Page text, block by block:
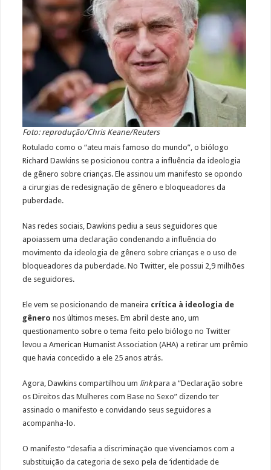
Foto: reprodução/Chris Keane/Reuters
Rotulado como o “ateu mais famoso do mundo”, o biólogo
Richard Dawkins se posicionou contra a influência da ideologia
de gênero sobre crianças. Ele assinou um manifesto se opondo
a cirurgias de redesignação de gênero e bloqueadores da
puberdade.
Nas redes sociais, Dawkins pediu a seus seguidores que
apoiassem uma declaração condenando a influência do
movimento da ideologia de gênero sobre crianças e o uso de
bloqueadores da puberdade. No Twitter, ele possui 2,9 milhões
de seguidores.
Ele vem se posicionando de maneira crítica à ideologia de
gênero nos últimos meses. Em abril deste ano, um
questionamento sobre o tema feito pelo biólogo no Twitter
levou a American Humanist Association (AHA) a retirar um prêmio
que havia concedido a ele 25 anos atrás.
Agora, Dawkins compartilhou um linkpara a “Declaração sobre
os Direitos das Mulheres com Base no Sexo” dizendo ter
assinado o manifesto e convidando seus seguidores a
acompanha-lo.
O manifesto “desafia a discriminação que vivenciamos com a
substituição da categoria de sexo pela de ‘identidade de